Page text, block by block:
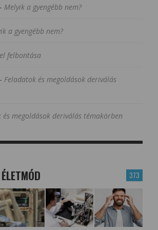
- Melyik a gyengébb nem?
a gyengébb nem?
felbontása
- Feladatok és megoldások deriválás
és megoldások deriválás témakörben
373